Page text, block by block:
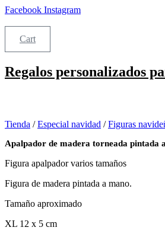
Ir
Facebook Instagram
Cart
Regalos personalizados
Tienda /Especial navidad /Figuras
Apalpador de madera torneada pintada
Figura apalpador varios tamaños
Figura de madera pintada a mano.
Tamaño aproximado
XL 12 x 5 cm